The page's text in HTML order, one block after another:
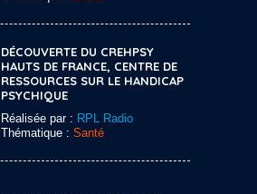
DÉCOUVERTE DU CREHPSY
HAUTS DE FRANCE, CENTRE DE
RESSOURCES SUR LE HANDICAP
PSYCHIQUE
Réalisée par : RPL Radio
Thématique : Santé